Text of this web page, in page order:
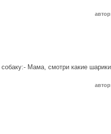
Мама, смотри какие